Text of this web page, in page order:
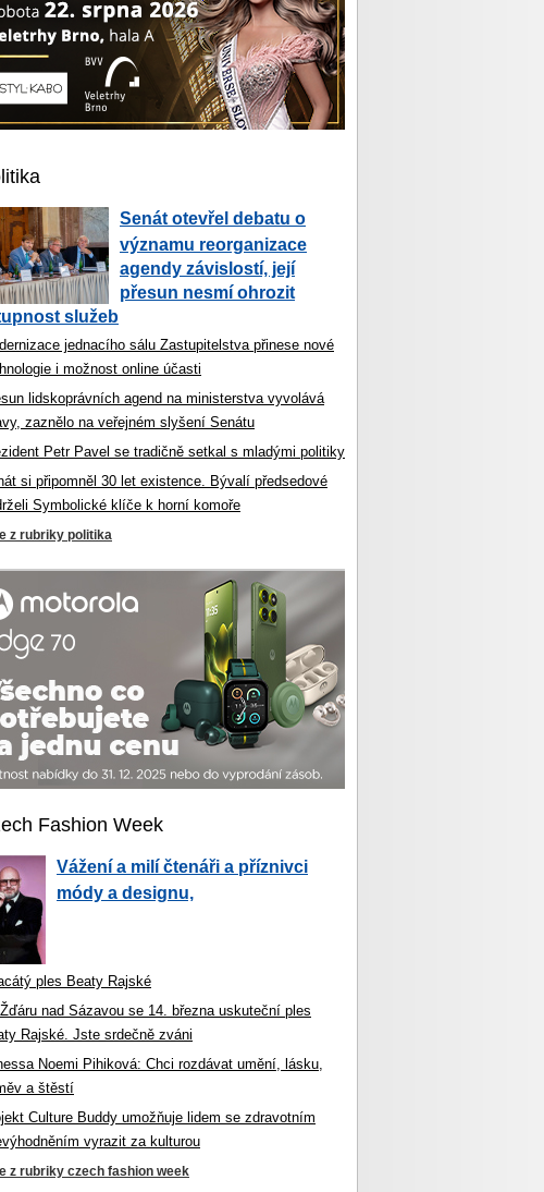
Senát otevřel debatu o
významu reorganizace
agendy závislostí, její
přesun nesmí ohrozit
služeb
jednacího sálu Zastupitelstva přinese nové
i možnost online účasti
lidskoprávních agend na ministerstva vyvolává
zaznělo na veřejném slyšení Senátu
Petr Pavel se tradičně setkal s mladými politiky
si připomněl 30 let existence. Bývalí předsedové
Symbolické klíče k horní komoře
z rubriky politika
Fashion Week
Vážení a milí čtenáři a příznivci
módy a designu,
ples Beaty Rajské
nad Sázavou se 14. března uskuteční ples
Rajské. Jste srdečně zváni
Noemi Pihiková: Chci rozdávat umění, lásku,
a štěstí
Culture Buddy umožňuje lidem se zdravotním
vyrazit za kulturou
z rubriky czech fashion week